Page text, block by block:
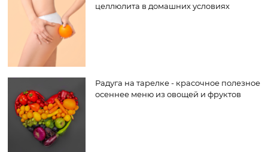
целлюлита в домашних условиях
Радуга на тарелке - красочное полезное
осеннее меню из овощей и фруктов